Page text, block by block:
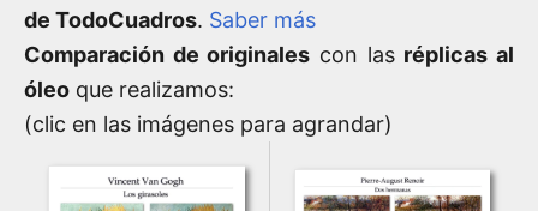
de TodoCuadros. Saber más
Comparación de originales con las réplicas al
óleo que realizamos:
(clic en las imágenes para agrandar)